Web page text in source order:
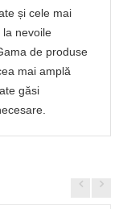
și cele mai
nevoile
de produse
mai amplă
găsi